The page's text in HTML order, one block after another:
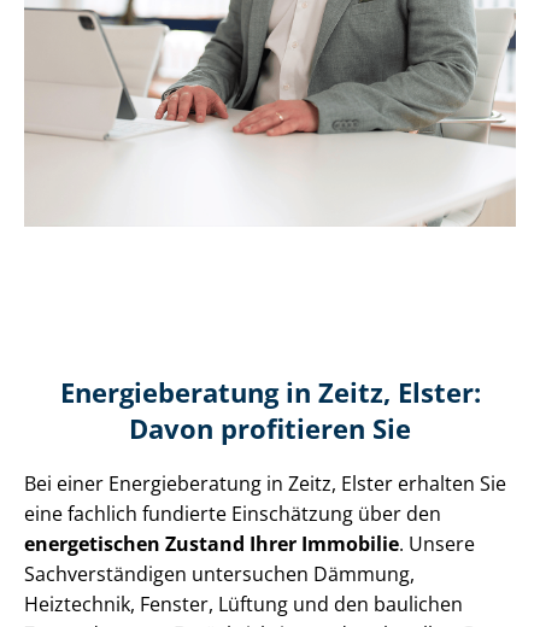
Energieberatung in Zeitz, Elster:
Davon profitieren Sie
Bei einer Energieberatung in Zeitz, Elster erhalten Sie
eine fachlich fundierte Einschätzung über den
energetischen Zustand Ihrer Immobilie. Unsere
Sach­ver­stän­di­gen untersuchen Dämmung,
Heiztechnik, Fenster, Lüftung und den baulichen